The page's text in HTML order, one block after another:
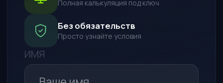
СПОСОБ СВЯЗИ
Telegram